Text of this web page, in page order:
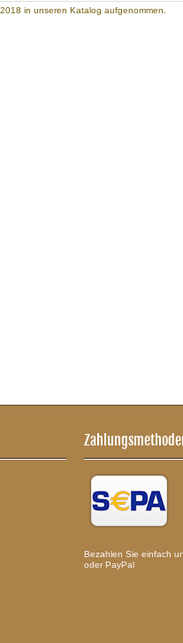
in unseren Katalog aufgenommen.
Bezahlen Sie einfach
oder PayPal